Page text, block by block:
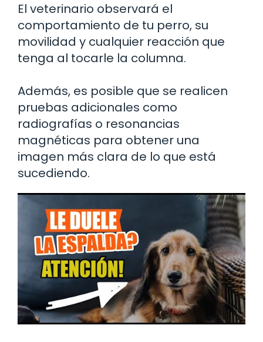
El veterinario observará el
comportamiento de tu perro, su
movilidad y cualquier reacción que
tenga al tocarle la columna.
Además, es posible que se realicen
pruebas adicionales como
radiografías o resonancias
magnéticas para obtener una
imagen más clara de lo que está
sucediendo.